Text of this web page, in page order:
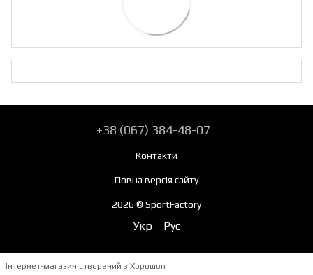
+38 (067) 384-48-07
Контакти
Повна версія сайту
2026 © SportFactory
Укр Рус
Інтернет-магазин створений з Хорошоп